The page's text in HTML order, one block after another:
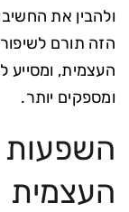
ולהבין את
הזה תורם
העצמית, ומסייע
ומספקים יותר.
העצמית